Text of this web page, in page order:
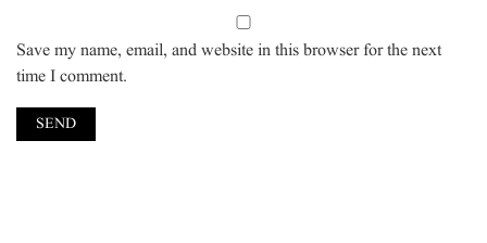
Save my name, email, and website in this browser for the next
time I comment.